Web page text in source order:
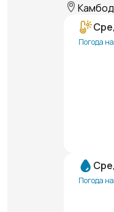
Погода
Погода